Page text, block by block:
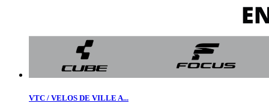
VTC / VELOS DE VILLE A...